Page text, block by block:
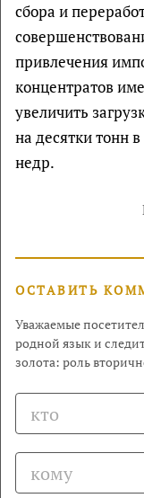
сбора и
привлечения
концентратов
увеличить
на десятки тонн
недр.
ОСТАВИТЬ
Уважаемые
родной язык и
золота: роль